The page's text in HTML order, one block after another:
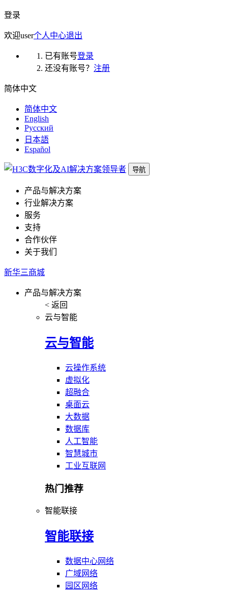
登录
欢迎user个人中心退出
已有账号登录
还没有账号？ 注册
简体中文
简体中文
English
Русский
日本語
Español
导航
产品与解决方案
行业解决方案
服务
支持
合作伙伴
关于我们
新华三商城
产品与解决方案
< 返回
云与智能
云与智能
云操作系统
虚拟化
超融合
桌面云
大数据
数据库
人工智能
智慧城市
工业互联网
热门推荐
智能联接
智能联接
数据中心网络
广域网络
园区网络